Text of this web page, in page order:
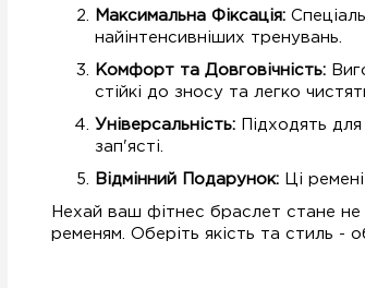
Максимальна Фіксація:
найінтенсивніших тренувань.
Комфорт та Довговічність:
стійкі до зносу та легко
Універсальність: Підходять
зап'ясті.
Відмінний Подарунок: Ці
Нехай ваш фітнес браслет стане
ременям. Оберіть якість та стиль -